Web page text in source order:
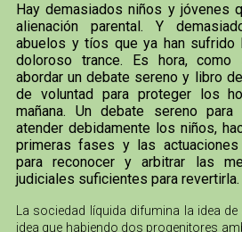
Hay demasiados niños y jóvenes
alienación parental. Y
abuelos y tíos que ya han
doloroso trance. Es hora, como
abordar un debate sereno y libro
de voluntad para proteger los
mañana. Un debate sereno
atender debidamente los niños,
primeras fases y las
para reconocer y arbitrar las
judiciales suficientes para revertirla.
La sociedad líquida difumina la idea
idea que habiendo dos progenitores